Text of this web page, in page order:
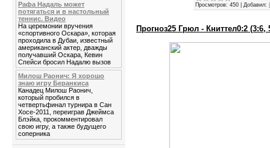
Рафа Надаль может
потягаться и в настольный
теннис. Видео
На церемонии вручения
«спортивного Оскара», которая
проходила в Дубаи, известный
американский актер, дважды
получавший Оскара, Кевин
Спейси бросил Надалю вызов
Милош Раонич: Я хорошо
знаю игру Беранкиса
Канадец Милош Раонич,
который пробился в
четвертьфинал турнира в Сан
Хосе-2011, переиграв Джеймса
Блэйка, прокомментировал
свою игру, а также будущего
соперника
Просмотров: 450 Добавил:
Прогноз25 Грюл - Книттел0:2 (3:6,